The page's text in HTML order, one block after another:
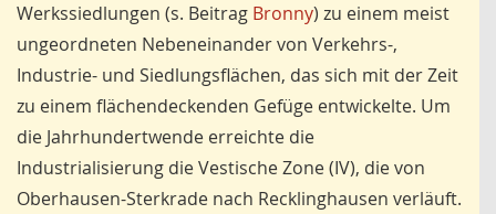
Werkssiedlungen (s. Beitrag Bronny) zu einem meist
ungeordneten Nebeneinander von Verkehrs-,
Industrie- und Siedlungsflächen, das sich mit der Zeit
zu einem flächendeckenden Gefüge entwickelte. Um
die Jahrhundertwende erreichte die
Industrialisierung die Vestische Zone (IV), die von
Oberhausen-Sterkrade nach Recklinghausen verläuft.